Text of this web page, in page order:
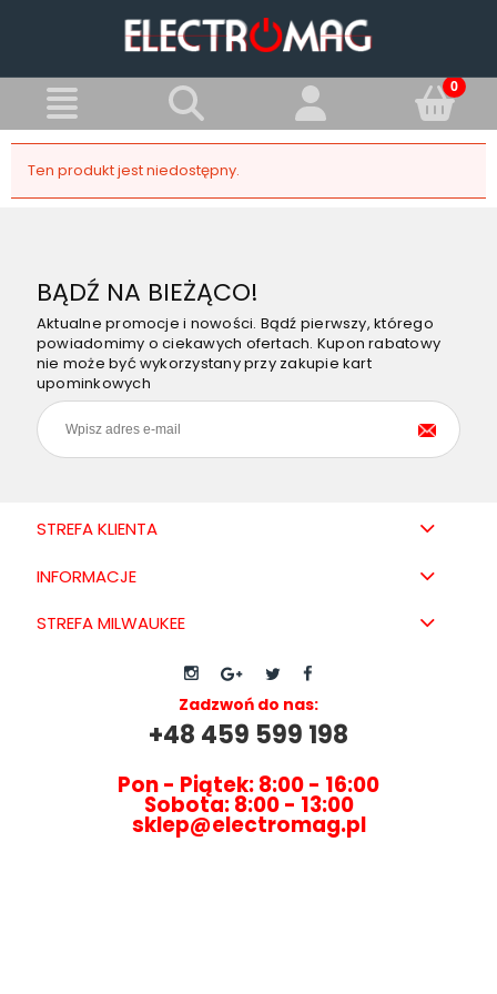
Ten produkt jest niedostępny.
BĄDŹ NA BIEŻĄCO!
Aktualne promocje i nowości. Bądź pierwszy, którego
powiadomimy o ciekawych ofertach. Kupon rabatowy
nie może być wykorzystany przy zakupie kart
upominkowych
STREFA KLIENTA
INFORMACJE
STREFA MILWAUKEE
Zadzwoń do nas:
+48 459 599 198
Pon - Piątek: 8:00 - 16:00
Sobota: 8:00 - 13:00
sklep@electromag.pl